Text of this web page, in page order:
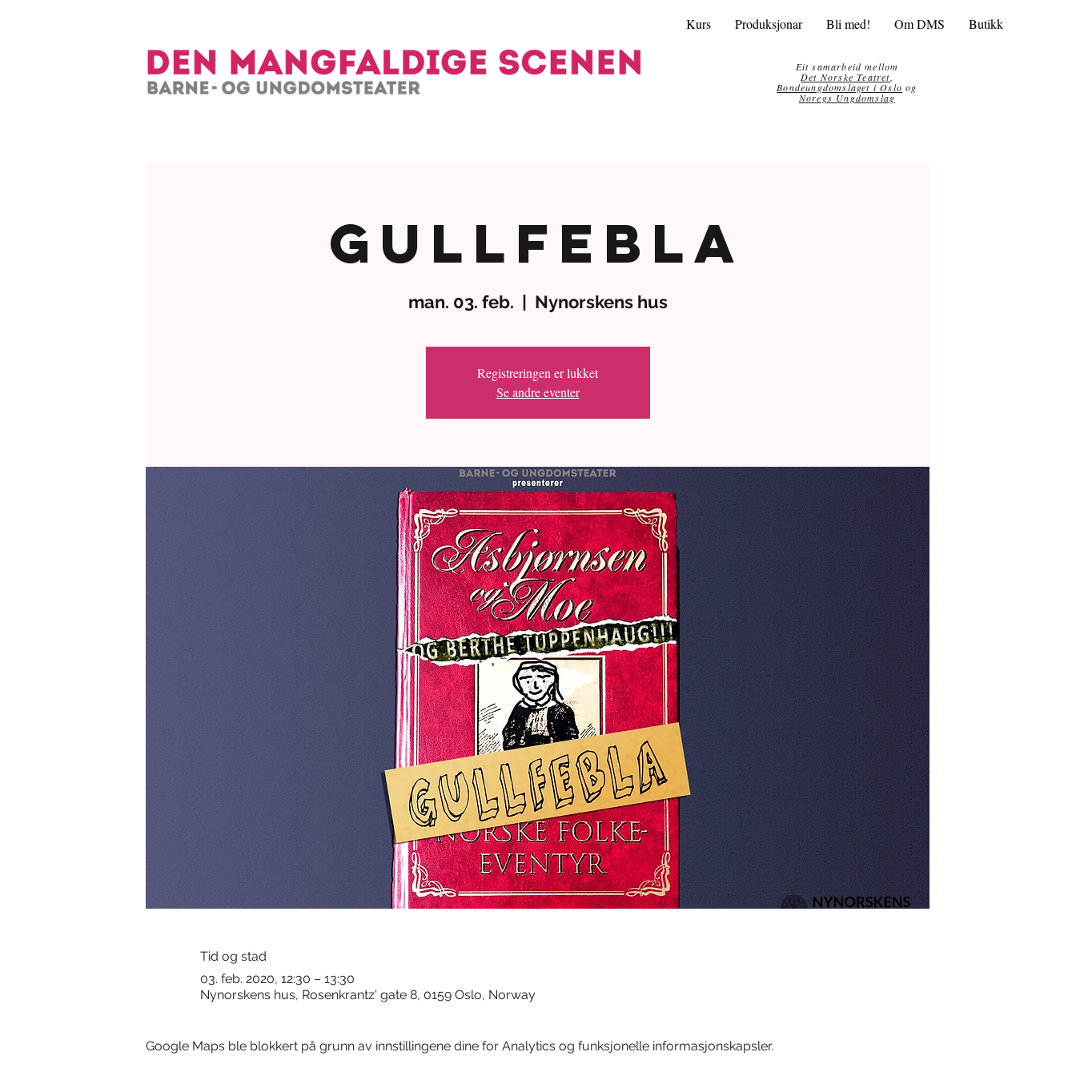
Kurs Produksjonar Bli med! Om DMS Butikk
Eit samarbeid mellom
Det Norske Teatret
Bondeungdomslaget i Oslo og
Noregs Ungdomslag
Gullfebla
man. 03. feb.
  |
Nynorskens hus
Registreringen er lukket
Se andre eventer
Tid og stad
03. feb. 2020, 12:30 – 13:30
Nynorskens hus, Rosenkrantz' gate 8, 0159 Oslo, Norway
Google Maps ble blokkert på grunn av innstillingene dine for Analytics og funksjonelle informasjonskapsler.